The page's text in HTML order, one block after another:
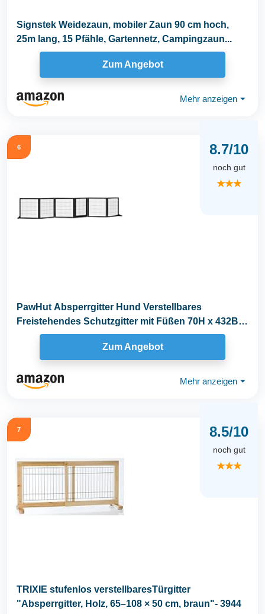
Signstek Weidezaun, mobiler Zaun 90 cm hoch,
25m lang, 15 Pfähle, Gartennetz, Campingzaun...
Zum Angebot
Mehr anzeigen ⏷
6 8.7/10
noch gut
★★★
PawHut Absperrgitter Hund Verstellbares
Freistehendes Schutzgitter mit Füßen 70H x 432B
cm Holz...
Zum Angebot
Mehr anzeigen ⏷
7 8.5/10
noch gut
★★★
TRIXIE stufenlos verstellbaresTürgitter
"Absperrgitter, Holz, 65–108 × 50 cm, braun"- 3944